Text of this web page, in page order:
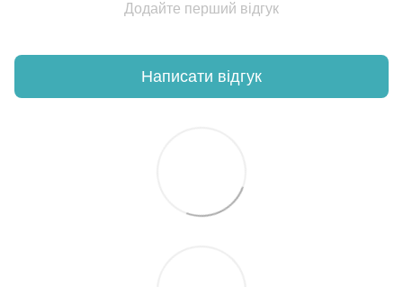
Додайте перший відгук
Написати відгук